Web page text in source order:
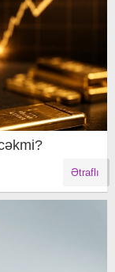
Ətraflı